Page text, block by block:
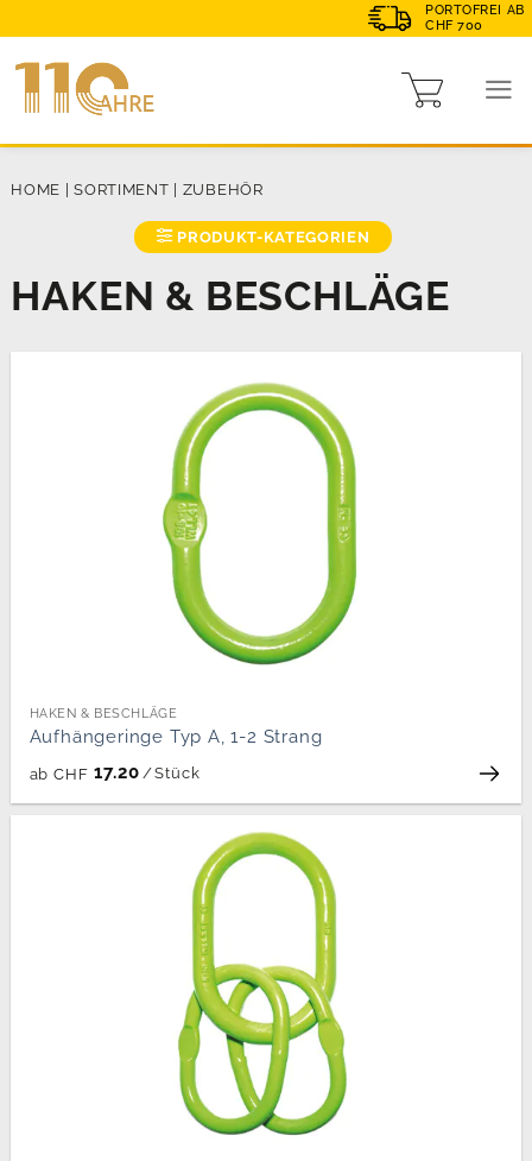
PORTOFREI AB
CHF 700
HOME |SORTIMENT | ZUBEHÖR
PRODUKT-KATEGORIEN
HAKEN & BESCHLÄGE
HAKEN & BESCHLÄGE
Aufhängeringe Typ A, 1-2 Strang
ab CHF 17.20 /Stück